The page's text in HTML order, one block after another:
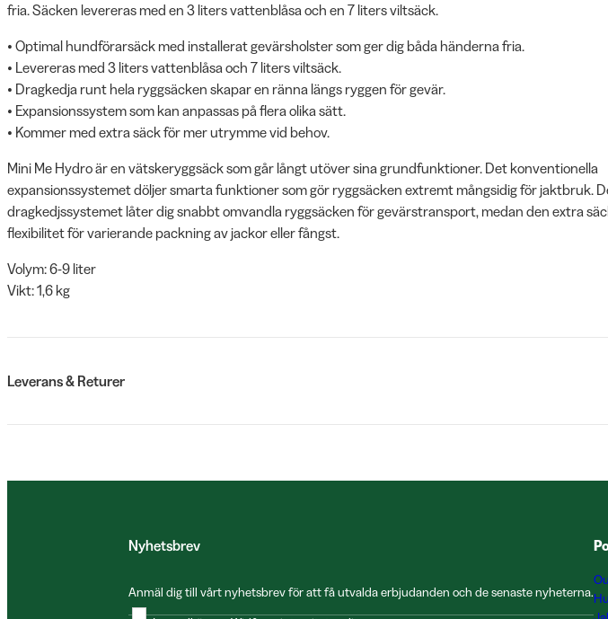
fria. Säcken levereras med en 3 liters vattenblåsa och en 7 liters viltsäck.
• Optimal hundförarsäck med installerat gevärsholster som ger dig båda händerna fria.
• Levereras med 3 liters vattenblåsa och 7 liters viltsäck.
• Dragkedja runt hela ryggsäcken skapar en ränna längs ryggen för gevär.
• Expansionssystem som kan anpassas på flera olika sätt.
• Kommer med extra säck för mer utrymme vid behov.
Mini Me Hydro är en vätskeryggsäck som går långt utöver sina grundfunktioner. Det konventionella
expansionssystemet döljer smarta funktioner som gör ryggsäcken extremt mångsidig för jaktbruk.
dragkedjssystemet låter dig snabbt omvandla ryggsäcken för gevärstransport, medan den extra
flexibilitet för varierande packning av jackor eller fångst.
Volym: 6-9 liter
Vikt: 1,6 kg
Leverans & Returer
Nyhetsbrev
Anmäl dig till vårt nyhetsbrev för att få utvalda erbjudanden och de senaste nyheterna.